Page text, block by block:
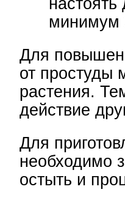
минимум
Для
от простуды
растения.
действие
Для
необходимо
остыть и